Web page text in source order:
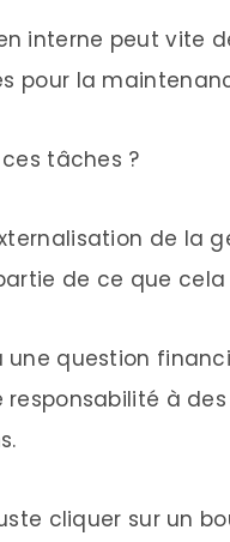
interne peut vite
pour la
tâches ?
de la
de ce que
question
à des
cliquer sur un